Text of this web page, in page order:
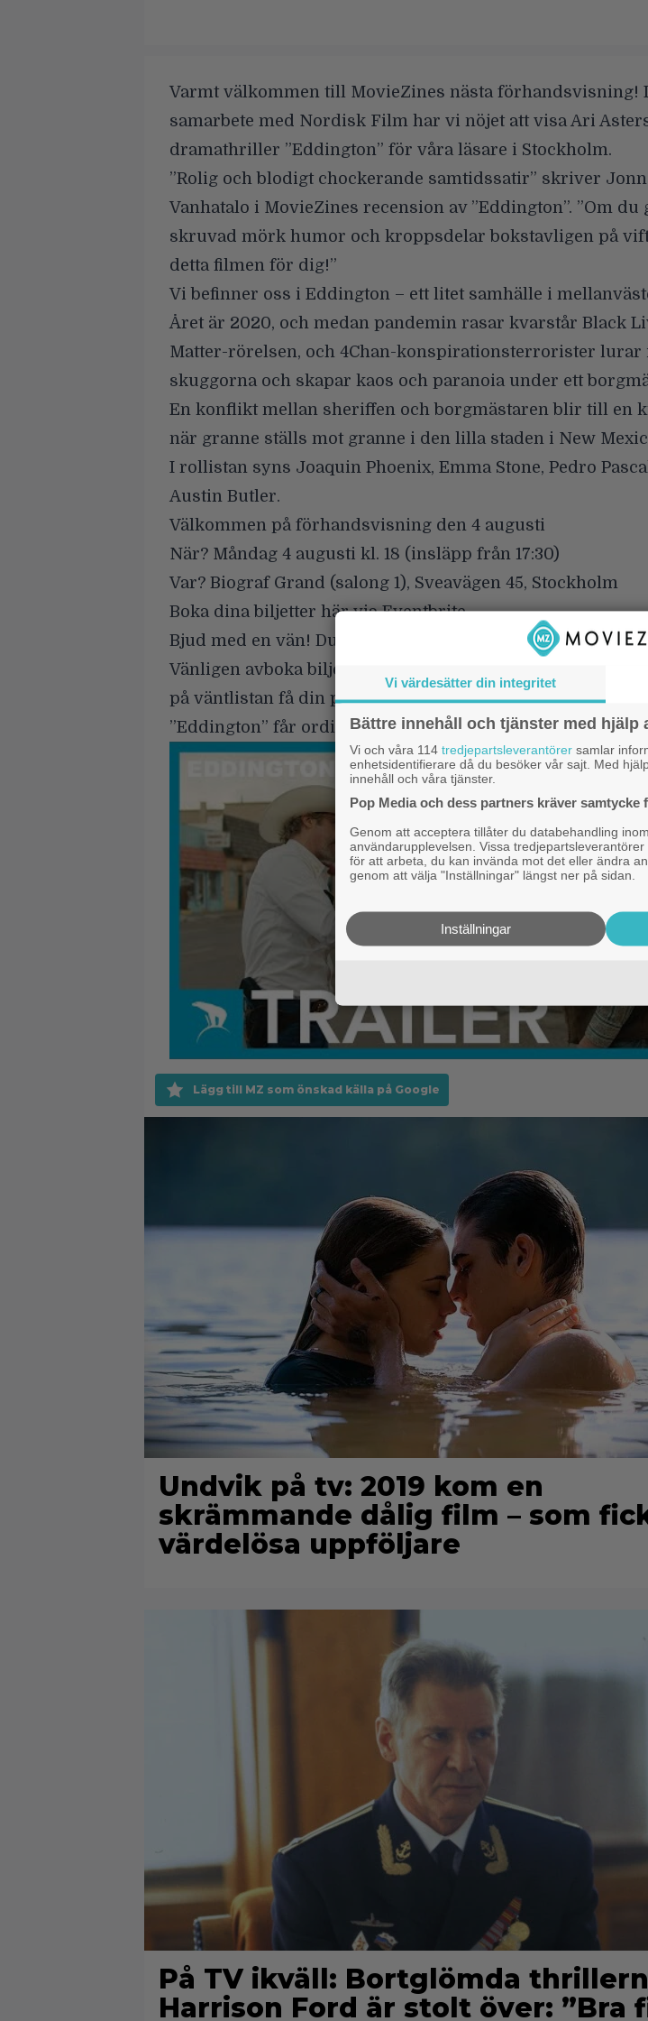
Varmt välkommen till MovieZines nästa förhandsvisning! I
samarbete med Nordisk Film har vi nöjet att visa Ari
dramathriller ”Eddington” för våra läsare i Stockholm.
”Rolig och blodigt chockerande samtidssatir” skriver
Vanhatalo i MovieZines recension av ”Eddington”. ”Om du
skruvad mörk humor och kroppsdelar bokstavligen på
detta filmen för dig!”
Vi befinner oss i Eddington – ett litet samhälle i
Året är 2020, och medan pandemin rasar kvarstår Black
Matter-rörelsen, och 4Chan-konspirationsterrorister lurar
skuggorna och skapar kaos och paranoia under ett
En konflikt mellan sheriffen och borgmästaren blir till en
när granne ställs mot granne i den lilla staden i New
I rollistan syns Joaquin Phoenix, Emma Stone, Pedro
Austin Butler.
Välkommen på förhandsvisning den 4 augusti
När? Måndag 4 augusti kl. 18 (insläpp från 17:30)
Var? Biograf Grand (salong 1), Sveavägen 45, Stockholm
Boka dina biljetter här via Eventbrite…
Bjud med en vän! Du kan beställa 1 eller 2 biljetter på
Vänligen avboka biljetterna om du får förhinder, så kan
på väntlistan få din plats.
”Eddington” får ordinarie biopremiär över hela landet den
Lägg till MZ som önskad källa på Google
Undvik på tv: 2019 kom en
skrämmande dålig film – som
värdelösa uppföljare
På TV ikväll: Bortglömda
Harrison Ford är stolt över: ”Bra
Vi värdesätter din integritet
Bättre innehåll och tjänster med hjälp
Vi och våra 114 tredjepartsleverantörer samlar
enhetsidentifierare då du besöker vår sajt. Med
innehåll och våra tjänster.
Pop Media och dess partners kräver samtycke
Genom att acceptera tillåter du databehandling
användarupplevelsen. Vissa
för att arbeta, du kan invända mot det eller ändra
genom att välja "Inställningar" längst ner på sidan.
Inställningar